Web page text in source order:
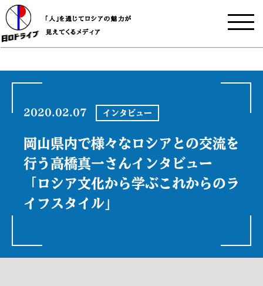
2020.02.07 インタビュー
岡山県内で様々なロシアとの交流を
行う高橋真一さんインタビュー
「ロシア文化から学ぶこれからのラ
イフスタイル」